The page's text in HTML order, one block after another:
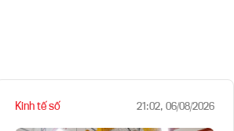
Kinh tế số 21:02, 06/08/2026